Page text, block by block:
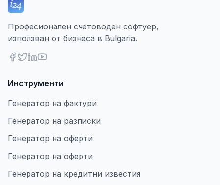
Професионален счетоводен софтуер,
използван от бизнеса в Bulgaria.
Инструменти
Генератор на фактури
Генератор на разписки
Генератор на оферти
Генератор на оферти
Генератор на кредитни известия